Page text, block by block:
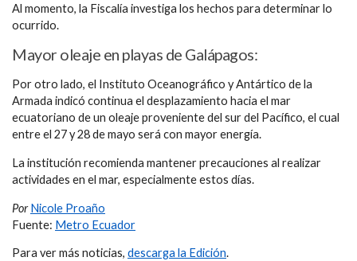
Al momento, la Fiscalía investiga los hechos para determinar lo
ocurrido.
Mayor oleaje en playas de Galápagos:
Por otro lado, el Instituto Oceanográfico y Antártico de la
Armada indicó continua el desplazamiento hacia el mar
ecuatoriano de un oleaje proveniente del sur del Pacífico, el cual
entre el 27 y 28 de mayo será con mayor energía.
La institución recomienda mantener precauciones al realizar
actividades en el mar, especialmente estos días.
Por Nicole Proaño
Fuente: Metro Ecuador
Para ver más noticias, descarga la Edición.